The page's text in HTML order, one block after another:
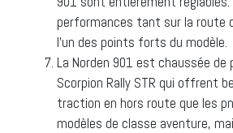
performances tant sur la route
l’un des points forts du modèle.
La Norden 901 est chaussée de
Scorpion Rally STR qui offrent
traction en hors route que les
modèles de classe aventure,